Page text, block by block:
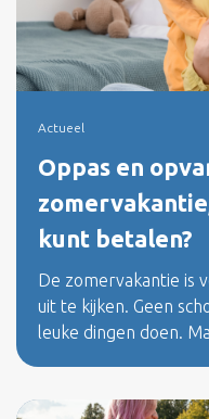
Actueel
Oppas en
kunt betalen?
De zomervakantie is
uit te kijken. Geen
leuke dingen doen.